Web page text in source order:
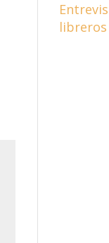
libreros